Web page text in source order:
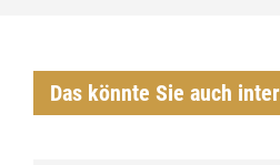
Das könnte Sie auch